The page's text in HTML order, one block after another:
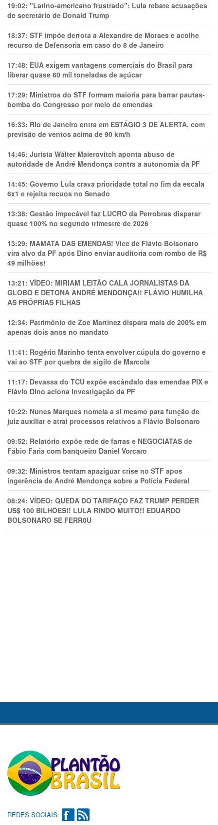
19:02: "Latino-americano frustrado": Lula rebate acusações
de secretário de Donald Trump
18:37: STF impõe derrota a Alexandre de Moraes e acolhe
recurso de Defensoria em caso do 8 de Janeiro
17:48: EUA exigem vantagens comerciais do Brasil para
liberar quase 60 mil toneladas de açúcar
17:29: Ministros do STF formam maioria para barrar pautas-
bomba do Congresso por meio de emendas
16:33: Rio de Janeiro entra em ESTÁGIO 3 DE ALERTA, com
previsão de ventos acima de 90 km/h
14:46: Jurista Wálter Maierovitch aponta abuso de
autoridade de André Mendonça contra a autonomia da PF
14:45: Governo Lula crava prioridade total no fim da escala
6x1 e rejeita recuos no Senado
13:38: Gestão impecável faz LUCRO da Petrobras disparar
quase 100% no segundo trimestre de 2026
13:29: MAMATA DAS EMENDAS! Vice de Flávio Bolsonaro
vira alvo da PF após Dino enviar auditoria com rombo de R$
49 milhões!
13:21: VÍDEO: MIRIAM LEITÃO CALA JORNALISTAS DA
GLOBO E DETONA ANDRÉ MENDONÇA!! FLÁVIO HUMILHA
AS PRÓPRIAS FILHAS
12:34: Patrimônio de Zoe Martínez dispara mais de 200% em
apenas dois anos no mandato
11:41: Rogério Marinho tenta envolver cúpula do governo e
vai ao STF por quebra de sigilo de Marcola
11:17: Devassa do TCU expõe escândalo das emendas PIX e
Flávio Dino aciona investigação da PF
10:22: Nunes Marques nomeia a si mesmo para função de
juiz auxiliar e atrai processos relativos a Flávio Bolsonaro
09:52: Relatório expõe rede de farras e NEGOCIATAS de
Fábio Faria com banqueiro Daniel Vorcaro
09:32: Ministros tentam apaziguar crise no STF apos
ingerência de André Mendonça sobre a Polícia Federal
08:24: VÍDEO: QUEDA DO TARIFAÇO FAZ TRUMP PERDER
US$ 100 BILHÕES!! LULA RINDO MUITO!! EDUARDO
BOLSONARO SE FERR0U
REDES SOCIAIS: